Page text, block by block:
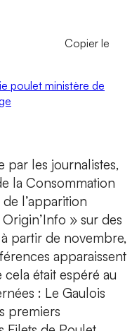
Copier le
poulet ministère de
par les journalistes,
la Consommation
l’apparition
» sur des
partir de novembre,
apparaissent
cela était espéré au
: Le Gaulois
premiers